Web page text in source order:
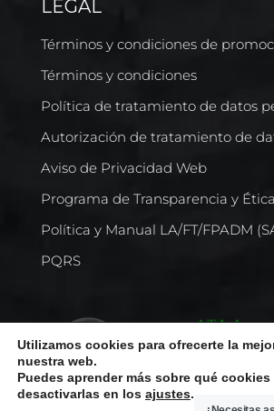
LEGAL
Términos y condiciones de
Términos y condiciones
Política de tratamiento de datos
Autorización de tratamiento de
Aviso de Privacidad Web
Programa de Transparencia y
Política y Manual LA/FT/FPADM
PQRS
Utilizamos cookies para ofrecerte la
nuestra web.
Puedes aprender más sobre qué
desactivarlas en los ajustes.